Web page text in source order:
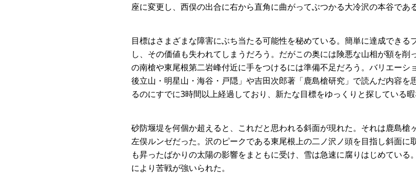
座に変更し、西俣の出合に右から直角に曲がってぶつかる大冷沢の本谷であ
目標はさまざまな障害にぶち当たる可能性を秘めている。簡単に達成できる
し、その価値も失われてしまうだろう。だがこの奥には険悪な山相が額を
の南槍や東尾根第二岩峰付近に手をつけるには準備不足だろう。バリエーシ
後立山・明星山・海谷・戸隠」や吉田次郎著「鹿島槍研究」で読んだ内容を
るのにすでに3時間以上経過しており、新たな目標をゆっくりと探している暇
砂防堰堤を何個か超えると、これだと思われる斜面が現れた。それは鹿島槍
左俣ルンゼだった。沢のピークである東尾根上の二ノ沢ノ頭を目指し斜面に
も昇ったばかりの太陽の影響をまともに受け、雪は急速に腐りはじめている
により苦戦が強いられた。